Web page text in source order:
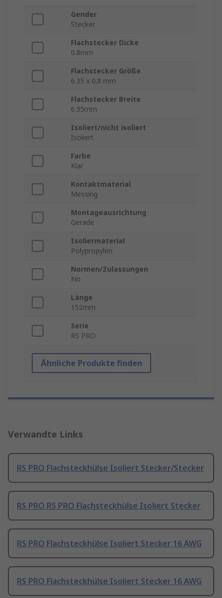
Gender
Stecker
Flachstecker Dicke
0.8mm
Flachstecker Größe
6.35 x 0.8 mm
Flachstecker Breite
6.35mm
Isoliert/nicht isoliert
Isoliert
Farbe
Klar
Kontaktmaterial
Messing
Montageausrichtung
Gerade
Isoliermaterial
Polypropylen
Normen/Zulassungen
No
Länge
152mm
Serie
RS PRO
Ähnliche Produkte finden
Verwandte Links
RS PRO Flachsteckhülse Isoliert Stecker/Stecker
RS PRO RS PRO Flachsteckhülse Isoliert Stecker
RS PRO Flachsteckhülse Isoliert Stecker 16 AWG
RS PRO Flachsteckhülse Isoliert Stecker 16 AWG